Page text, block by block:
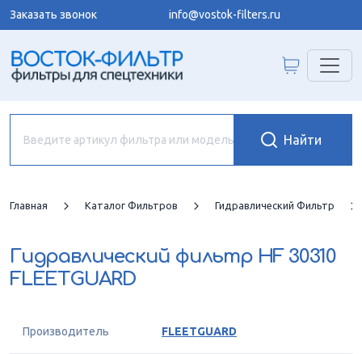
Заказать звонок info@vostok-filters.ru
Главная Каталог Фильтров Гидравлический Фильтр
Гидравлический фильтр HF 30310
FLEETGUARD
Производитель FLEETGUARD